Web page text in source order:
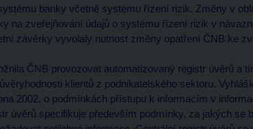
banky včetně systému řízení rizik. Změny v
na zveřejňování údajů o systému řízení rizik v
závěrky vyvolaly nutnost změny opatření ČNB ke
ČNB provozovat automatizovaný registr úvěrů a
klientů z podnikatelského sektoru.
2002, o podmínkách přístupu k informacím v
úvěrů specifikuje především podmínky, za jakých se